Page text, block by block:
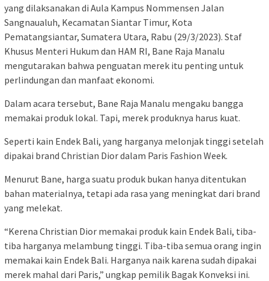
yang dilaksanakan di Aula Kampus Nommensen Jalan
Sangnaualuh, Kecamatan Siantar Timur, Kota
Pematangsiantar, Sumatera Utara, Rabu (29/3/2023). Staf
Khusus Menteri Hukum dan HAM RI, Bane Raja Manalu
mengutarakan bahwa penguatan merek itu penting untuk
perlindungan dan manfaat ekonomi.
Dalam acara tersebut, Bane Raja Manalu mengaku bangga
memakai produk lokal. Tapi, merek produknya harus kuat.
Seperti kain Endek Bali, yang harganya melonjak tinggi setelah
dipakai brand Christian Dior dalam Paris Fashion Week.
Menurut Bane, harga suatu produk bukan hanya ditentukan
bahan materialnya, tetapi ada rasa yang meningkat dari brand
yang melekat.
“Kerena Christian Dior memakai produk kain Endek Bali, tiba-
tiba harganya melambung tinggi. Tiba-tiba semua orang ingin
memakai kain Endek Bali. Harganya naik karena sudah dipakai
merek mahal dari Paris,” ungkap pemilik Bagak Konveksi ini.